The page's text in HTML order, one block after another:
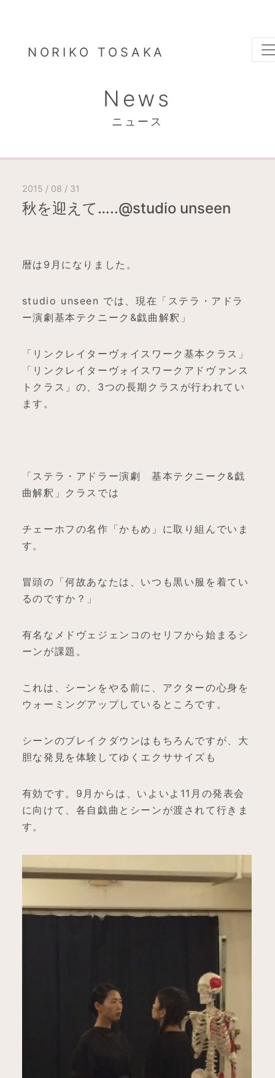
NORIKO TOSAKA
News
ニュース
2015 / 08 / 31
秋を迎えて…..@studio unseen
暦は9月になりました。
studio unseen では、現在「ステラ・アドラ
ー演劇基本テクニーク&戯曲解釈」
「リンクレイターヴォイスワーク基本クラス」
「リンクレイターヴォイスワークアドヴァンス
トクラス」の、3つの長期クラスが行われてい
ます。
「ステラ・アドラー演劇 基本テクニーク&戯
曲解釈」クラスでは
チェーホフの名作「かもめ」に取り組んでいま
す。
冒頭の「何故あなたは、いつも黒い服を着てい
るのですか？」
有名なメドヴェジェンコのセリフから始まるシ
ーンが課題。
これは、シーンをやる前に、アクターの心身を
ウォーミングアップしているところです。
シーンのブレイクダウンはもちろんですが、大
胆な発見を体験してゆくエクササイズも
有効です。9月からは、いよいよ11月の発表会
に向けて、各自戯曲とシーンが渡されて行きま
す。